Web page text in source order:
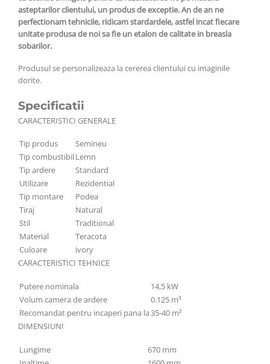
asteptarilor clientului, un produs de exceptie. An de an ne
perfectionam tehnicile, ridicam stardardele, astfel incat fiecare
unitate produsa de noi sa fie un etalon de calitate in breasla
sobarilor.
Produsul se personalizeaza la cererea clientului cu imaginile
dorite.
Specificatii
CARACTERISTICI GENERALE
Tip produs
Semineu
Tip combustibilLemn
Tip ardere
Standard
Utilizare
Rezidential
Tip montare
Podea
Tiraj
Natural
Stil
Traditional
Material
Teracota
Culoare
ivory
CARACTERISTICI TEHNICE
Putere nominala
14,5 kW
Volum camera de ardere
0.125 m³
Recomandat pentru incaperi pana la35-40 m²
DIMENSIUNI
Lungime
670 mm